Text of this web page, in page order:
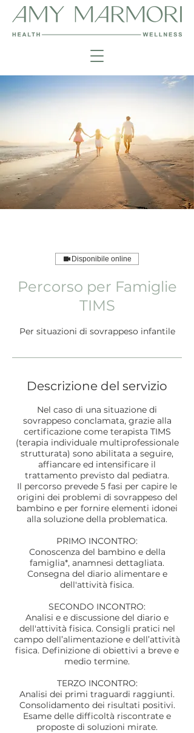
Disponibile online
Percorso per Famiglie
TIMS
Per situazioni di sovrappeso infantile
Descrizione del servizio
Nel caso di una situazione di
sovrappeso conclamata, grazie alla
certificazione come terapista TIMS
(terapia individuale multiprofessionale
strutturata) sono abilitata a seguire,
affiancare ed intensificare il
trattamento previsto dal pediatra.
Il percorso prevede 5 fasi per capire le
origini dei problemi di sovrappeso del
bambino e per fornire elementi idonei
alla soluzione della problematica.
PRIMO INCONTRO:
Conoscenza del bambino e della
famiglia*, anamnesi dettagliata.
Consegna del diario alimentare e
dell'attività fisica.
SECONDO INCONTRO:
Analisi e e discussione del diario e
dell'attività fisica. Consigli pratici nel
campo dell’alimentazione e dell’attività
fisica. Definizione di obiettivi a breve e
medio termine.
TERZO INCONTRO:
Analisi dei primi traguardi raggiunti.
Consolidamento dei risultati positivi.
Esame delle difficoltà riscontrate e
proposte di soluzioni mirate.